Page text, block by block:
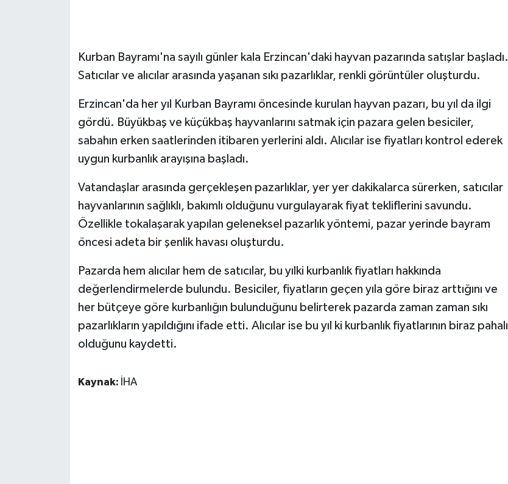
Kurban Bayramı'na sayılı günler kala Erzincan'daki hayvan pazarında satışlar başladı.
Satıcılar ve alıcılar arasında yaşanan sıkı pazarlıklar, renkli görüntüler oluşturdu.
Erzincan'da her yıl Kurban Bayramı öncesinde kurulan hayvan pazarı, bu yıl da ilgi
gördü. Büyükbaş ve küçükbaş hayvanlarını satmak için pazara gelen besiciler,
sabahın erken saatlerinden itibaren yerlerini aldı. Alıcılar ise fiyatları kontrol ederek
uygun kurbanlık arayışına başladı.
Vatandaşlar arasında gerçekleşen pazarlıklar, yer yer dakikalarca sürerken, satıcılar
hayvanlarının sağlıklı, bakımlı olduğunu vurgulayarak fiyat tekliflerini savundu.
Özellikle tokalaşarak yapılan geleneksel pazarlık yöntemi, pazar yerinde bayram
öncesi adeta bir şenlik havası oluşturdu.
Pazarda hem alıcılar hem de satıcılar, bu yılki kurbanlık fiyatları hakkında
değerlendirmelerde bulundu. Besiciler, fiyatların geçen yıla göre biraz arttığını ve
her bütçeye göre kurbanlığın bulunduğunu belirterek pazarda zaman zaman sıkı
pazarlıkların yapıldığını ifade etti. Alıcılar ise bu yıl ki kurbanlık fiyatlarının biraz pahalı
olduğunu kaydetti.
Kaynak: İHA
GÜNDEM
HABERDE İNSAN
İş Dünyası
Jandarma
KÜLTÜR SANAT
MAGAZİN